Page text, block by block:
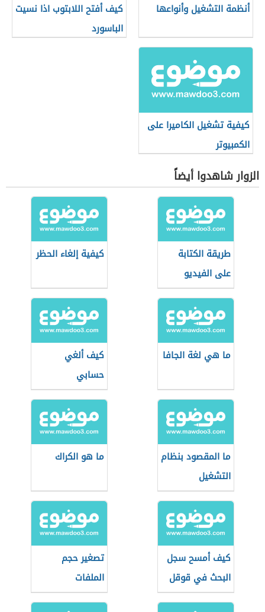
أنظمة التشغيل وأنواعها
كيف أفتح اللابتوب اذا نسيت
الباسورد
كيفية تشغيل الكاميرا على
الكمبيوتر
الزوار شاهدوا أيضاً
طريقة الكتابة
على الفيديو
كيفية إلغاء الحظر
ما هي لغة الجافا
كيف ألغي
حسابي
بالإنستقرام
ما المقصود بنظام
التشغيل
ما هو الكراك
كيف أمسح سجل
البحث في قوقل
تصغير حجم
الملفات